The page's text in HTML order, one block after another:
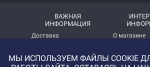
ВАЖНАЯ
ИНФОРМАЦИЯ
Доставка О магазине
МЫ ИСПОЛЬЗУЕМ ФАЙЛЫ COOKIE